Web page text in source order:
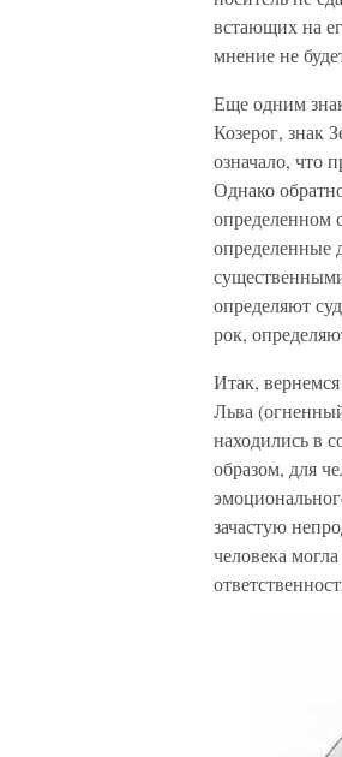
встающих на
мнение не
Еще одним
Козерог, знак
означало, что
Однако
определенном
определенные
определяют
рок,
Итак,
Льва
находились в
образом, для
зачастую
человека